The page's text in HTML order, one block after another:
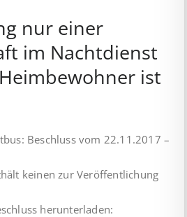
nur einer
im Nachtdienst
ist
Beschluss vom 22.11.2017 –
keinen zur Veröffentlichung
herunterladen: